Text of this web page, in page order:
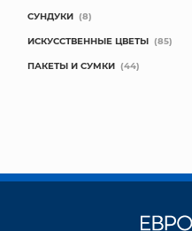
СУНДУКИ (8)
ИСКУССТВЕННЫЕ ЦВЕТЫ (85)
ПАКЕТЫ И СУМКИ (44)